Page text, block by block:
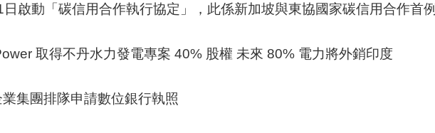
啟動「碳信用合作執行協定」，此係新加坡與東協國家碳信用合作首例
取得不丹水力發電專案 40% 股權 未來 80% 電力將外銷印度
集團排隊申請數位銀行執照